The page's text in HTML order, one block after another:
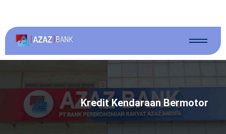
Kredit Kendaraan Bermotor